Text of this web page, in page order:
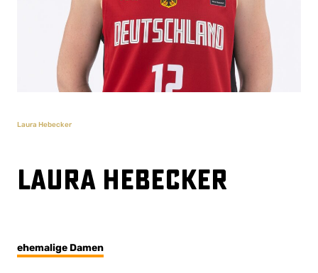
Laura Hebecker
Laura Hebecker
ehemalige Damen